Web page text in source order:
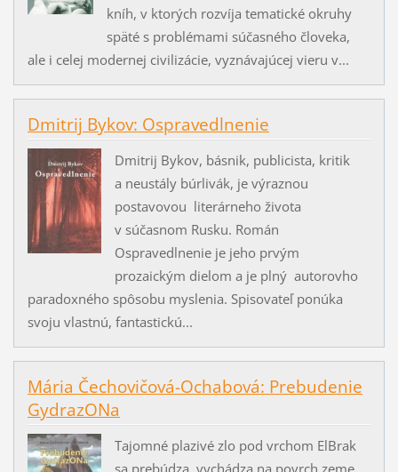
kníh, v ktorých rozvíja tematické okruhy
späté s problémami súčasného človeka,
ale i celej modernej civilizácie, vyznávajúcej vieru v...
Dmitrij Bykov: Ospravedlnenie
Dmitrij Bykov, básnik, publicista, kritik
a neustály búrlivák, je výraznou
postavovou literárneho života
v súčasnom Rusku. Román
Ospravedlnenie je jeho prvým
prozaickým dielom a je plný autorovho
paradoxného spôsobu myslenia. Spisovateľ ponúka
svoju vlastnú, fantastickú...
Mária Čechovičová-Ochabová: Prebudenie
GydrazONa
Tajomné plazivé zlo pod vrchom ElBrak